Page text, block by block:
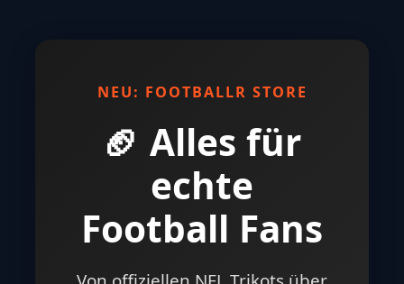
NEU: FOOTBALLR STORE
🏈 Alles für
echte
Football Fans